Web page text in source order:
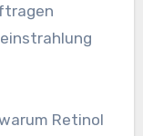
Retinol